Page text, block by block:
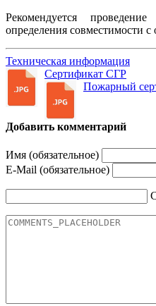
Рекомендуется
определения совместимости
Техническая информация
Сертификат СГР
Пожарный
Добавить комментарий
Имя (обязательное)
E-Mail (обязательное)